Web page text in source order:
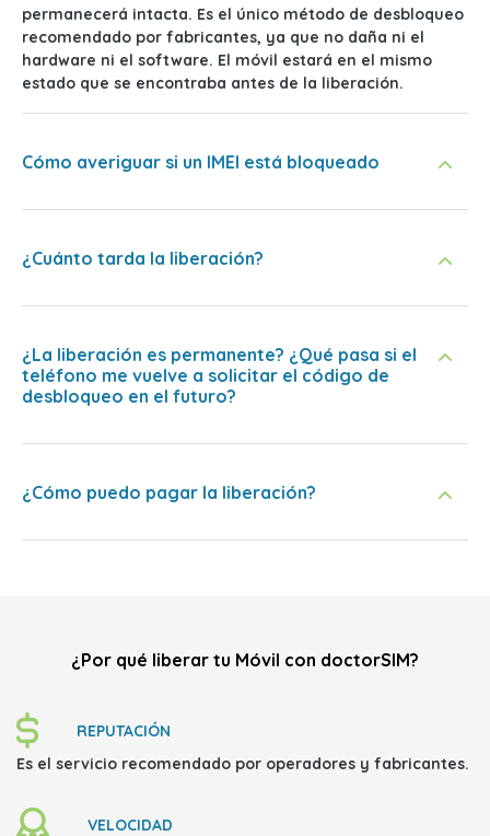
permanecerá intacta. Es el único método de desbloqueo
recomendado por fabricantes, ya que no daña ni el
hardware ni el software. El móvil estará en el mismo
estado que se encontraba antes de la liberación.
Cómo averiguar si un IMEI está bloqueado
¿Cuánto tarda la liberación?
¿La liberación es permanente? ¿Qué pasa si el
teléfono me vuelve a solicitar el código de
desbloqueo en el futuro?
¿Cómo puedo pagar la liberación?
¿Por qué liberar tu Móvil con doctorSIM?
REPUTACIÓN
Es el servicio recomendado por operadores y fabricantes.
VELOCIDAD